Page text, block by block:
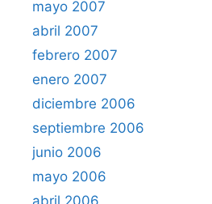
mayo 2007
abril 2007
febrero 2007
enero 2007
diciembre 2006
septiembre 2006
junio 2006
mayo 2006
abril 2006